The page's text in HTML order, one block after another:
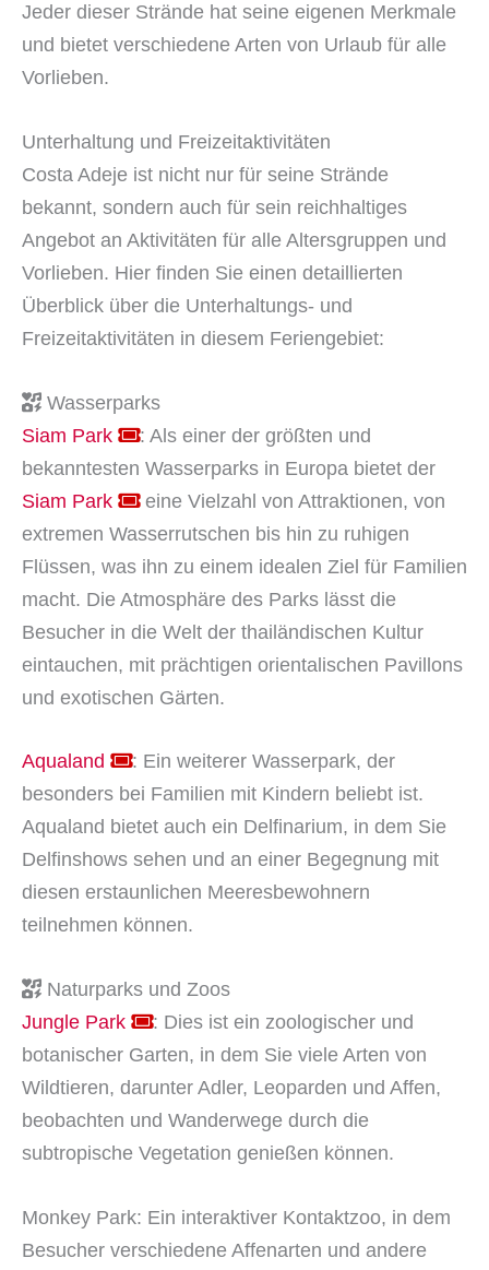
Jeder dieser Strände hat seine eigenen Merkmale
und bietet verschiedene Arten von Urlaub für alle
Vorlieben.
Unterhaltung und Freizeitaktivitäten
Costa Adeje ist nicht nur für seine Strände
bekannt, sondern auch für sein reichhaltiges
Angebot an Aktivitäten für alle Altersgruppen und
Vorlieben. Hier finden Sie einen detaillierten
Überblick über die Unterhaltungs- und
Freizeitaktivitäten in diesem Feriengebiet:
Wasserparks
Siam Park
: Als einer der größten und
bekanntesten Wasserparks in Europa bietet der
Siam Park
eine Vielzahl von Attraktionen, von
extremen Wasserrutschen bis hin zu ruhigen
Flüssen, was ihn zu einem idealen Ziel für Familien
macht. Die Atmosphäre des Parks lässt die
Besucher in die Welt der thailändischen Kultur
eintauchen, mit prächtigen orientalischen Pavillons
und exotischen Gärten.
Aqualand
: Ein weiterer Wasserpark, der
besonders bei Familien mit Kindern beliebt ist.
Aqualand bietet auch ein Delfinarium, in dem Sie
Delfinshows sehen und an einer Begegnung mit
diesen erstaunlichen Meeresbewohnern
teilnehmen können.
Naturparks und Zoos
Jungle Park
: Dies ist ein zoologischer und
botanischer Garten, in dem Sie viele Arten von
Wildtieren, darunter Adler, Leoparden und Affen,
beobachten und Wanderwege durch die
subtropische Vegetation genießen können.
Monkey Park: Ein interaktiver Kontaktzoo, in dem
Besucher verschiedene Affenarten und andere